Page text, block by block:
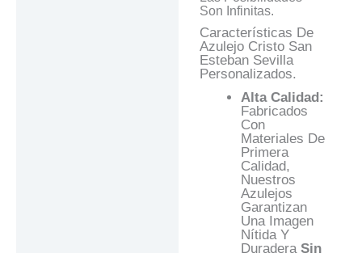
Son Infinitas.
Características De
Azulejo Cristo San
Esteban Sevilla
Personalizados.
Alta Calidad:
Fabricados
Con
Materiales De
Primera
Calidad,
Nuestros
Azulejos
Garantizan
Una Imagen
Nítida Y
Duradera Sin